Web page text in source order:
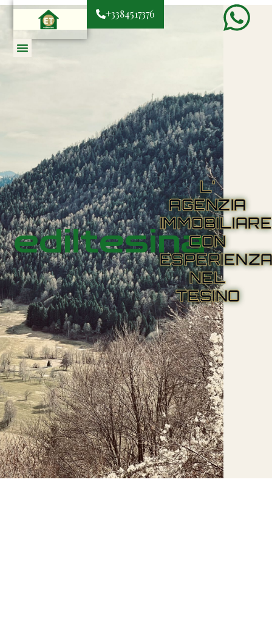
+3384517376
ediltesina
L'
AGENZIA
IMMOBILIARE
CON
NEL
TESINO